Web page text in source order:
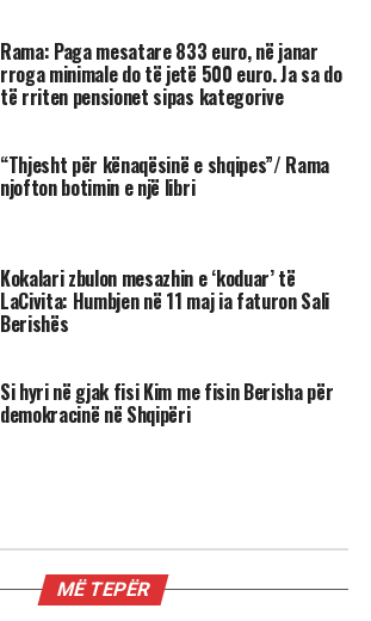
Rama: Paga mesatare 833 euro, në janar
rroga minimale do të jetë 500 euro. Ja sa do
të rriten pensionet sipas kategorive
“Thjesht për kënaqësinë e shqipes”/ Rama
njofton botimin e një libri
Kokalari zbulon mesazhin e ‘koduar’ të
LaCivita: Humbjen në 11 maj ia faturon Sali
Berishës
Si hyri në gjak fisi Kim me fisin Berisha për
demokracinë në Shqipëri